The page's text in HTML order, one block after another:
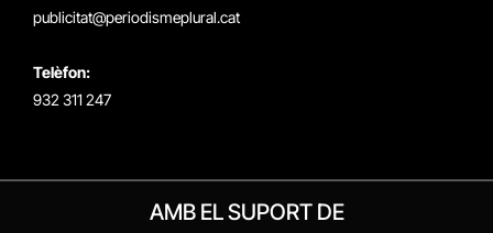
publicitat@periodismeplural.cat
Telèfon:
932 311 247
AMB EL SUPORT DE